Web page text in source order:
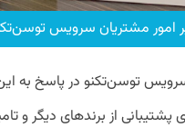
امور مشتریان سرویس
توسن‌تکنو در پاسخ به
پشتیبانی از برند‌های دیگر